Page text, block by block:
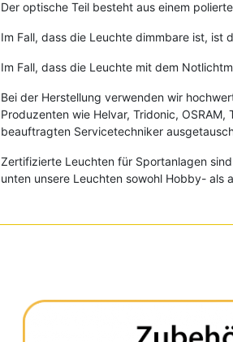
Der optische Teil besteht aus einem
Im Fall, dass die Leuchte dimmbare ist, ist
Im Fall, dass die Leuchte mit dem
Bei der Herstellung verwenden wir
Produzenten wie Helvar, Tridonic,
beauftragten Servicetechniker
Zertifizierte Leuchten für Sportanlagen
unten unsere Leuchten sowohl Hobby- als